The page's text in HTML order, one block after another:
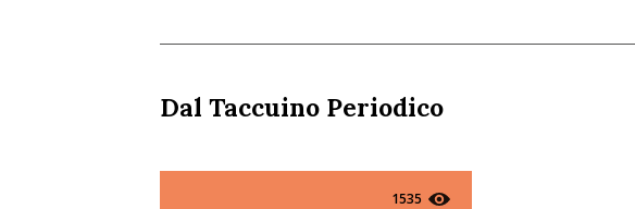
Dal Taccuino Periodico
1535